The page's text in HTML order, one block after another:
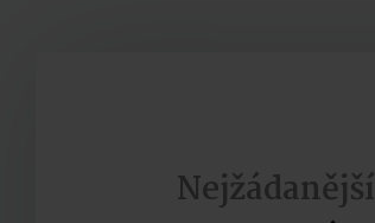
Nejžádanější